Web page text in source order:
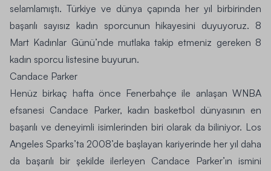
selamlamıştı. Türkiye ve dünya çapında her yıl birbirinden
başarılı sayısız kadın sporcunun hikayesini duyuyoruz. 8
Mart Kadınlar Günü’nde mutlaka takip etmeniz gereken 8
kadın sporcu listesine buyurun.
Candace Parker
Henüz birkaç hafta önce Fenerbahçe ile anlaşanWNBA
efsanesi Candace Parker, kadın basketbol dünyasının en
başarılı ve deneyimli isimlerinden biri olarak da biliniyor. Los
Angeles Sparks’ta 2008’de başlayan kariyerinde her yıl daha
da başarılı bir şekilde ilerleyen Candace Parker’ın ismini